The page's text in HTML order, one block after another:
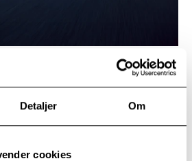
Detaljer Om
cookies
test